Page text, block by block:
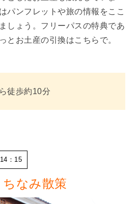
パンフレットや旅の情報をここ
しょう。フリーパスの特典であ
とお土産の引換はこちらで。
徒歩約10分
：15
なみ散策